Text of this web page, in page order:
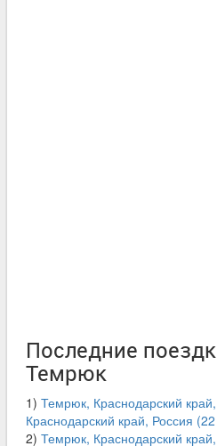
Последние
Темрюк
1) Темрюк, Краснодарский
Краснодарский край, Россия
2) Темрюк, Краснодарский